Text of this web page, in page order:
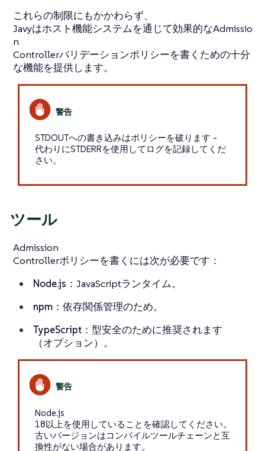
これらの制限にもかかわらず、
Javyはホスト機能システムを通じて効果的なAdmissio
n
Controllerバリデーションポリシーを書くための十分
な機能を提供します。
STDOUTへの書き込みはポリシーを破ります -
代わりにSTDERRを使用してログを記録してくだ
さい。
ツール
Admission
Controllerポリシーを書くには次が必要です：
Node.js ：JavaScriptランタイム。
npm ：依存関係管理のため。
TypeScript ：型安全のために推奨されます
（オプション）。
Node.js
18以上を使用していることを確認してください。
古いバージョンはコンパイルツールチェーンと互
換性がない場合があります。